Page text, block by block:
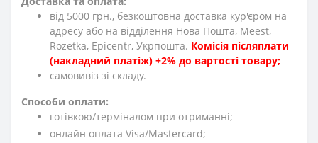
від 5000 грн., безкоштовна доставка кур'єром на
адресу або на відділення Нова Пошта, Meest,
Rozetka, Epicentr, Укрпошта. Комісія післяплати
(накладний платіж) +2% до вартості товару;
cамовивіз зі складу.
Способи оплати:
готівкою/терміналом при отриманні;
онлайн оплата Visa/Mastercard;